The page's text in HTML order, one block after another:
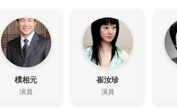
樸相元
演員
崔汝珍
演員